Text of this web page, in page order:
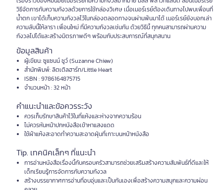
วิธีจัดการกับความกังวลด้วยการใช้กล่องวิเศษ เมื่อเมอร์เรย์ต้องเดินทางไปพบเพื่อนที่
น้ำตก เขาได้เก็บความกังวลไว้ในกล่องตลอดทางจนผ่านพ้นมาได้ เมอร์เรย์ยังบอกเล่า
ความลับนี้ให้ลารา เพื่อนใหม่ ที่มีความกังวลเช่นกัน ด้วยวิธีนี้ ทุกคนสามารถผ่านความ
กังวลไปได้และสร้างมิตรภาพดีๆ พร้อมกับประสบการณ์ที่สนุกสนาน
ข้อมูลสินค้า
ผู้เขียน: ซูแซนน์ ชูว์ (Suzanne Chiew)
สำนักพิมพ์: ลิตเติลฮาร์ท/Little Heart
ISBN : 9786164875715
จำนวนหน้า : 32 หน้า
คำแนะนำและข้อควรระวัง
ควรเก็บรักษาสินค้าไว้ในที่แห้งและห่างจากความร้อน
ไม่ควรหันหน้าปกหนังสือเข้าหาแสงแดด
ใช้ผ้าแห้งสะอาดทำความสะอาดฝุ่นที่เกาะบนหน้าหนังสือ
Tip. เทคนิคเล็กๆ ที่แนะนำ
การอ่านหนังสือเรื่องนี้กับครอบครัวสามารถช่วยเสริมสร้างความสัมพันธ์ที่ดีและให้
เด็กเรียนรู้การจัดการกับความกังวล
สร้างบรรยากาศการอ่านที่อบอุ่นและเป็นกันเองเพื่อสร้างความสนุกและความผ่อน